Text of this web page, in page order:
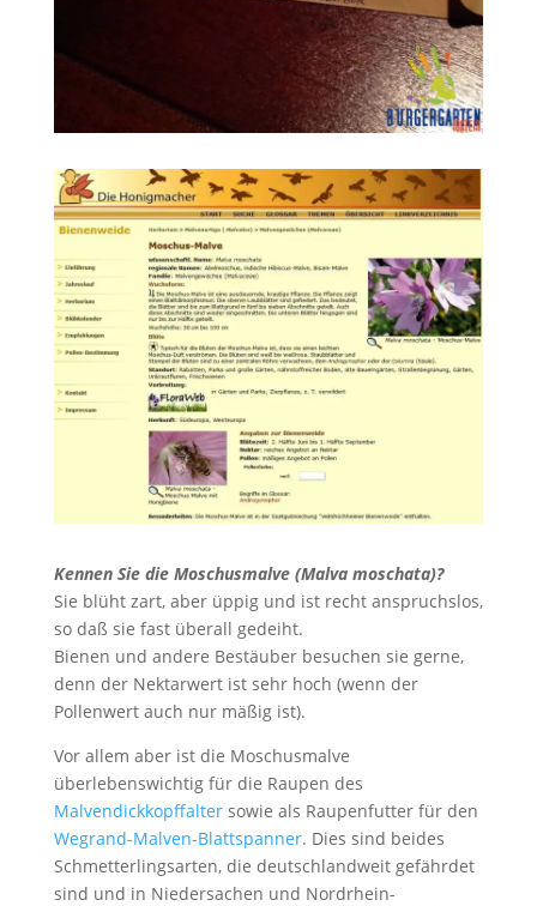
Kennen Sie die Moschusmalve (Malva moschata)?
Sie blüht zart, aber üppig und ist recht anspruchslos,
so daß sie fast überall gedeiht.
Bienen und andere Bestäuber besuchen sie gerne,
denn der Nektarwert ist sehr hoch (wenn der
Pollenwert auch nur mäßig ist).
Vor allem aber ist die Moschusmalve
überlebenswichtig für die Raupen des
Malvendickkopffaltersowie als Raupenfutter für den
Wegrand-Malven-Blattspanner. Dies sind beides
Schmetterlingsarten, die deutschlandweit gefährdet
sind und in Niedersachen und Nordrhein-